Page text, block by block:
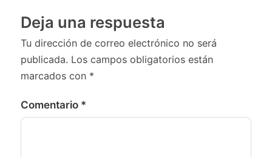
Deja una respuesta
Tu dirección de correo electrónico no será
publicada. Los campos obligatorios están
marcados con *
Comentario *